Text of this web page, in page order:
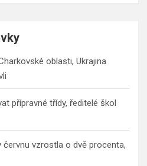
oblasti, Ukrajina
přípravné třídy, ředitelé škol
červnu vzrostla o dvě procenta,